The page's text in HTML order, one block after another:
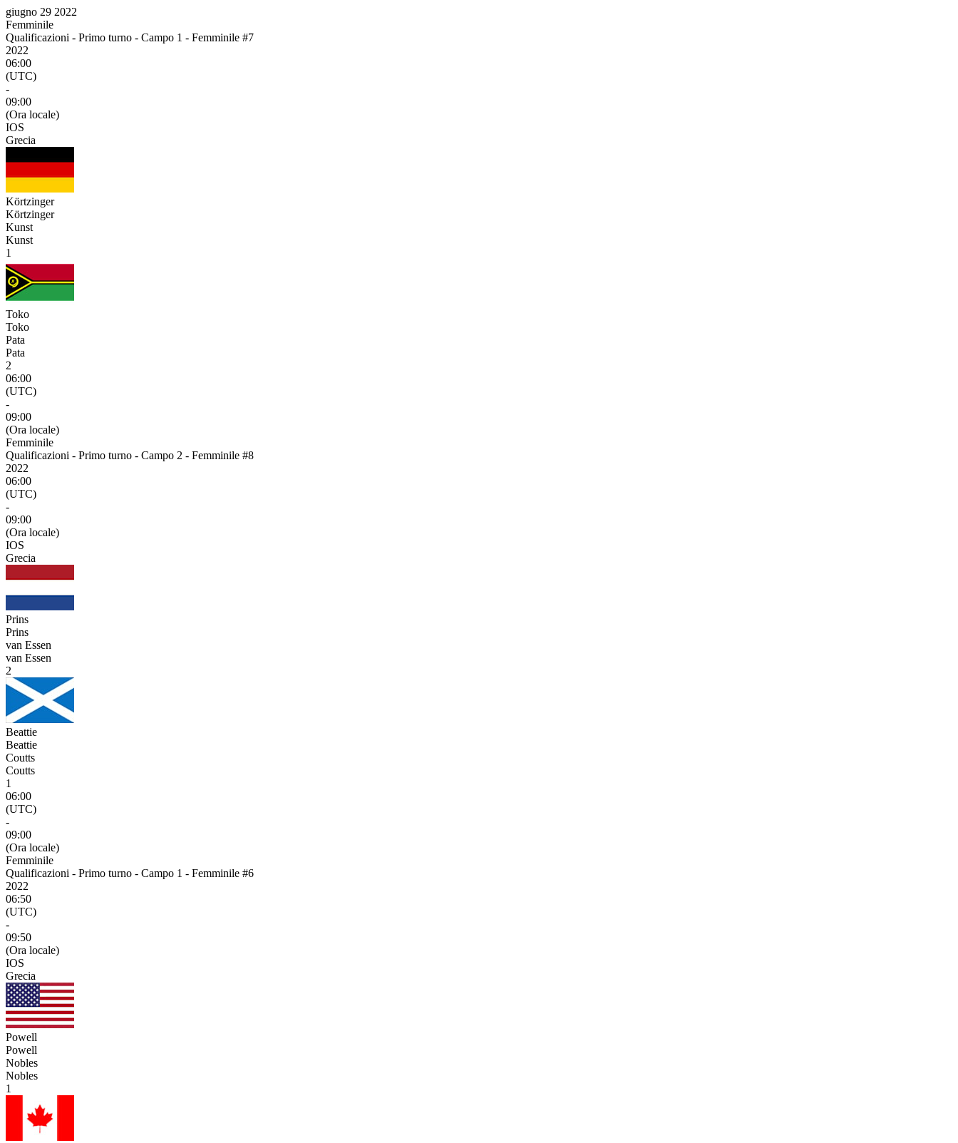
giugno 29 2022
Femminile
Qualificazioni - Primo turno - Campo 1 - Femminile #7
2022
06:00
(UTC)
-
09:00
(Ora locale)
IOS
Grecia
Körtzinger
Körtzinger
Kunst
Kunst
1
Toko
Toko
Pata
Pata
2
06:00
(UTC)
-
09:00
(Ora locale)
Femminile
Qualificazioni - Primo turno - Campo 2 - Femminile #8
2022
06:00
(UTC)
-
09:00
(Ora locale)
IOS
Grecia
Prins
Prins
van Essen
van Essen
2
Beattie
Beattie
Coutts
Coutts
1
06:00
(UTC)
-
09:00
(Ora locale)
Femminile
Qualificazioni - Primo turno - Campo 1 - Femminile #6
2022
06:50
(UTC)
-
09:50
(Ora locale)
IOS
Grecia
Powell
Powell
Nobles
Nobles
1